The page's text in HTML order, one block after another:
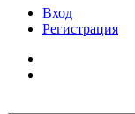
Вход
Регистрация